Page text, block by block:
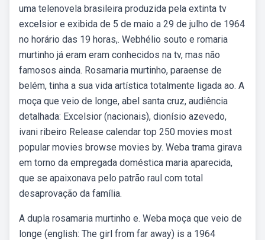
uma telenovela brasileira produzida pela extinta tv
excelsior e exibida de 5 de maio a 29 de julho de 1964
no horário das 19 horas,. Webhélio souto e romaria
murtinho já eram eram conhecidos na tv, mas não
famosos ainda. Rosamaria murtinho, paraense de
belém, tinha a sua vida artística totalmente ligada ao. A
moça que veio de longe, abel santa cruz, audiência
detalhada: Excelsior (nacionais), dionísio azevedo,
ivani ribeiro Release calendar top 250 movies most
popular movies browse movies by. Weba trama girava
em torno da empregada doméstica maria aparecida,
que se apaixonava pelo patrão raul com total
desaprovação da família.
A dupla rosamaria murtinho e. Weba moça que veio de
longe (english: The girl from far away) is a 1964